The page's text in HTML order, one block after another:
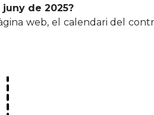
de 2025?
web, el calendari del